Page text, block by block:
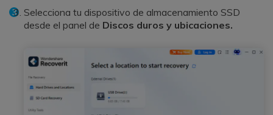
Selecciona tu dispositivo de almacenamiento SSD
desde el panel de Discos duros y ubicaciones.